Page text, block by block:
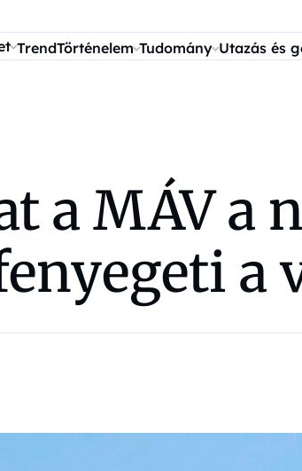
TrendTörténelem Tudomány Utazás és
a MÁV a
a